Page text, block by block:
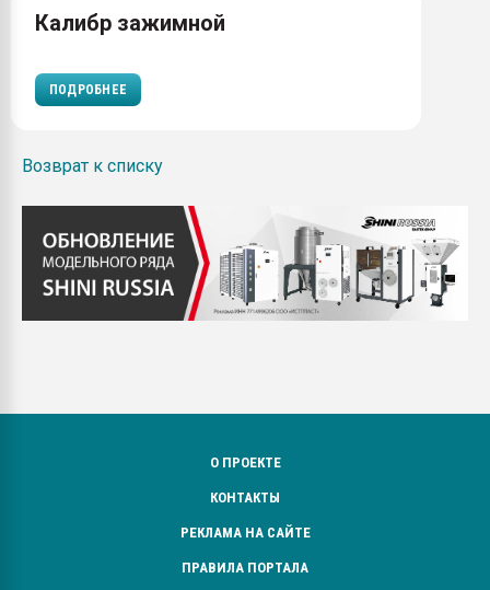
Калибр зажимной
ПОДРОБНЕЕ
Возврат к списку
О ПРОЕКТЕ
КОНТАКТЫ
РЕКЛАМА НА САЙТЕ
ПРАВИЛА ПОРТАЛА